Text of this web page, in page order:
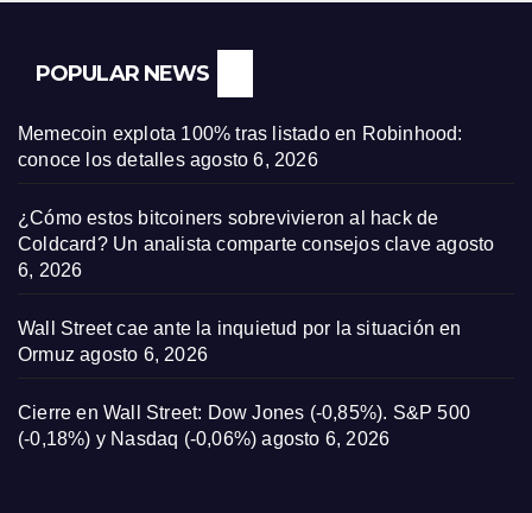
POPULAR NEWS
Memecoin explota 100% tras listado en Robinhood:
conoce los detalles agosto 6, 2026
¿Cómo estos bitcoiners sobrevivieron al hack de
Coldcard? Un analista comparte consejos clave agosto
6, 2026
Wall Street cae ante la inquietud por la situación en
Ormuz agosto 6, 2026
Cierre en Wall Street: Dow Jones (-0,85%). S&P 500
(-0,18%) y Nasdaq (-0,06%) agosto 6, 2026